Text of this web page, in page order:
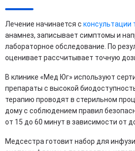
Лечение начинается с консультации
анамнез, записывает симптомы и
лабораторное обследование. По
оценивает рассчитывает точную
В клинике «Мед Юг» используют
препараты с высокой
терапию проводят в стерильном
дому с соблюдением правил
от 15 до 60 минут в зависимости от
Медсестра готовит набор для